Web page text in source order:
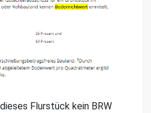
Flurstück kein BRW